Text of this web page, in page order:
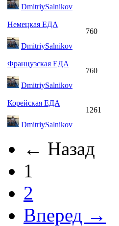
DmitriySalnikov
Немецкая ЕДА
DmitriySalnikov
760
Французская ЕДА
DmitriySalnikov
760
Корейская ЕДА
DmitriySalnikov
1261
← Назад
1
2
Вперед →